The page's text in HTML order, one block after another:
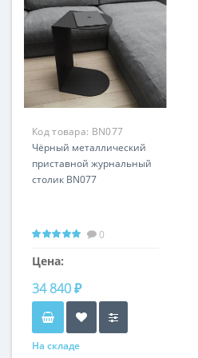
Код товара: BN077
Чёрный металлический
приставной журнальный
столик BN077
0
Цена:
34 840 ₽
На складе